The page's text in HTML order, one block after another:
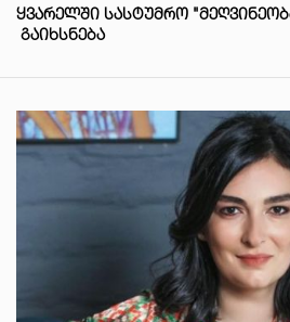
ᲧᲕᲐᲠᲔᲚᲨᲘ ᲡᲐᲡᲢᲣᲛᲠᲝ
ᲒᲐᲘᲮᲡᲜᲔᲑᲐ